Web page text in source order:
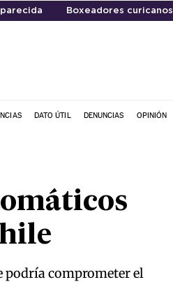
Boxeadores curicanos
DATO ÚTIL DENUNCIAS OPINIÓN
podría comprometer el